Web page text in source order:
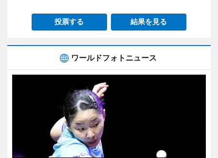
投票する 結果を見る
ワールドフォトニュース